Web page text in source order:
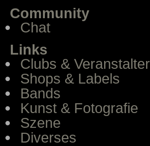
Community
Chat
Links
Clubs & Veranstalter
Shops & Labels
Bands
Kunst & Fotografie
Szene
Diverses